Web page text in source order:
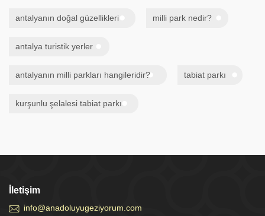
antalyanın doğal güzellikleri milli park nedir?
antalya turistik yerler
antalyanın milli parkları hangileridir? tabiat parkı
kurşunlu şelalesi tabiat parkı
İletişim
info@anadoluyugeziyorum.com